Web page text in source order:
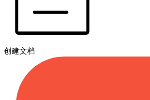
创建文档